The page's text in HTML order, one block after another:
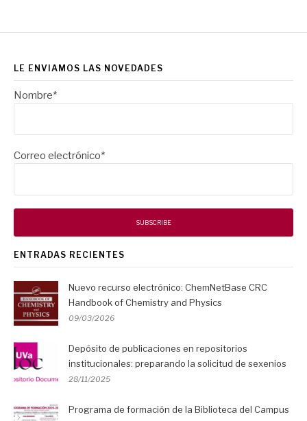
LE ENVIAMOS LAS NOVEDADES
Nombre*
Correo electrónico*
ENTRADAS RECIENTES
Nuevo recurso electrónico: ChemNetBase CRC
Handbook of Chemistry and Physics
09/03/2026
Depósito de publicaciones en repositorios
institucionales: preparando la solicitud de sexenios
28/11/2025
Programa de formación de la Biblioteca del Campus